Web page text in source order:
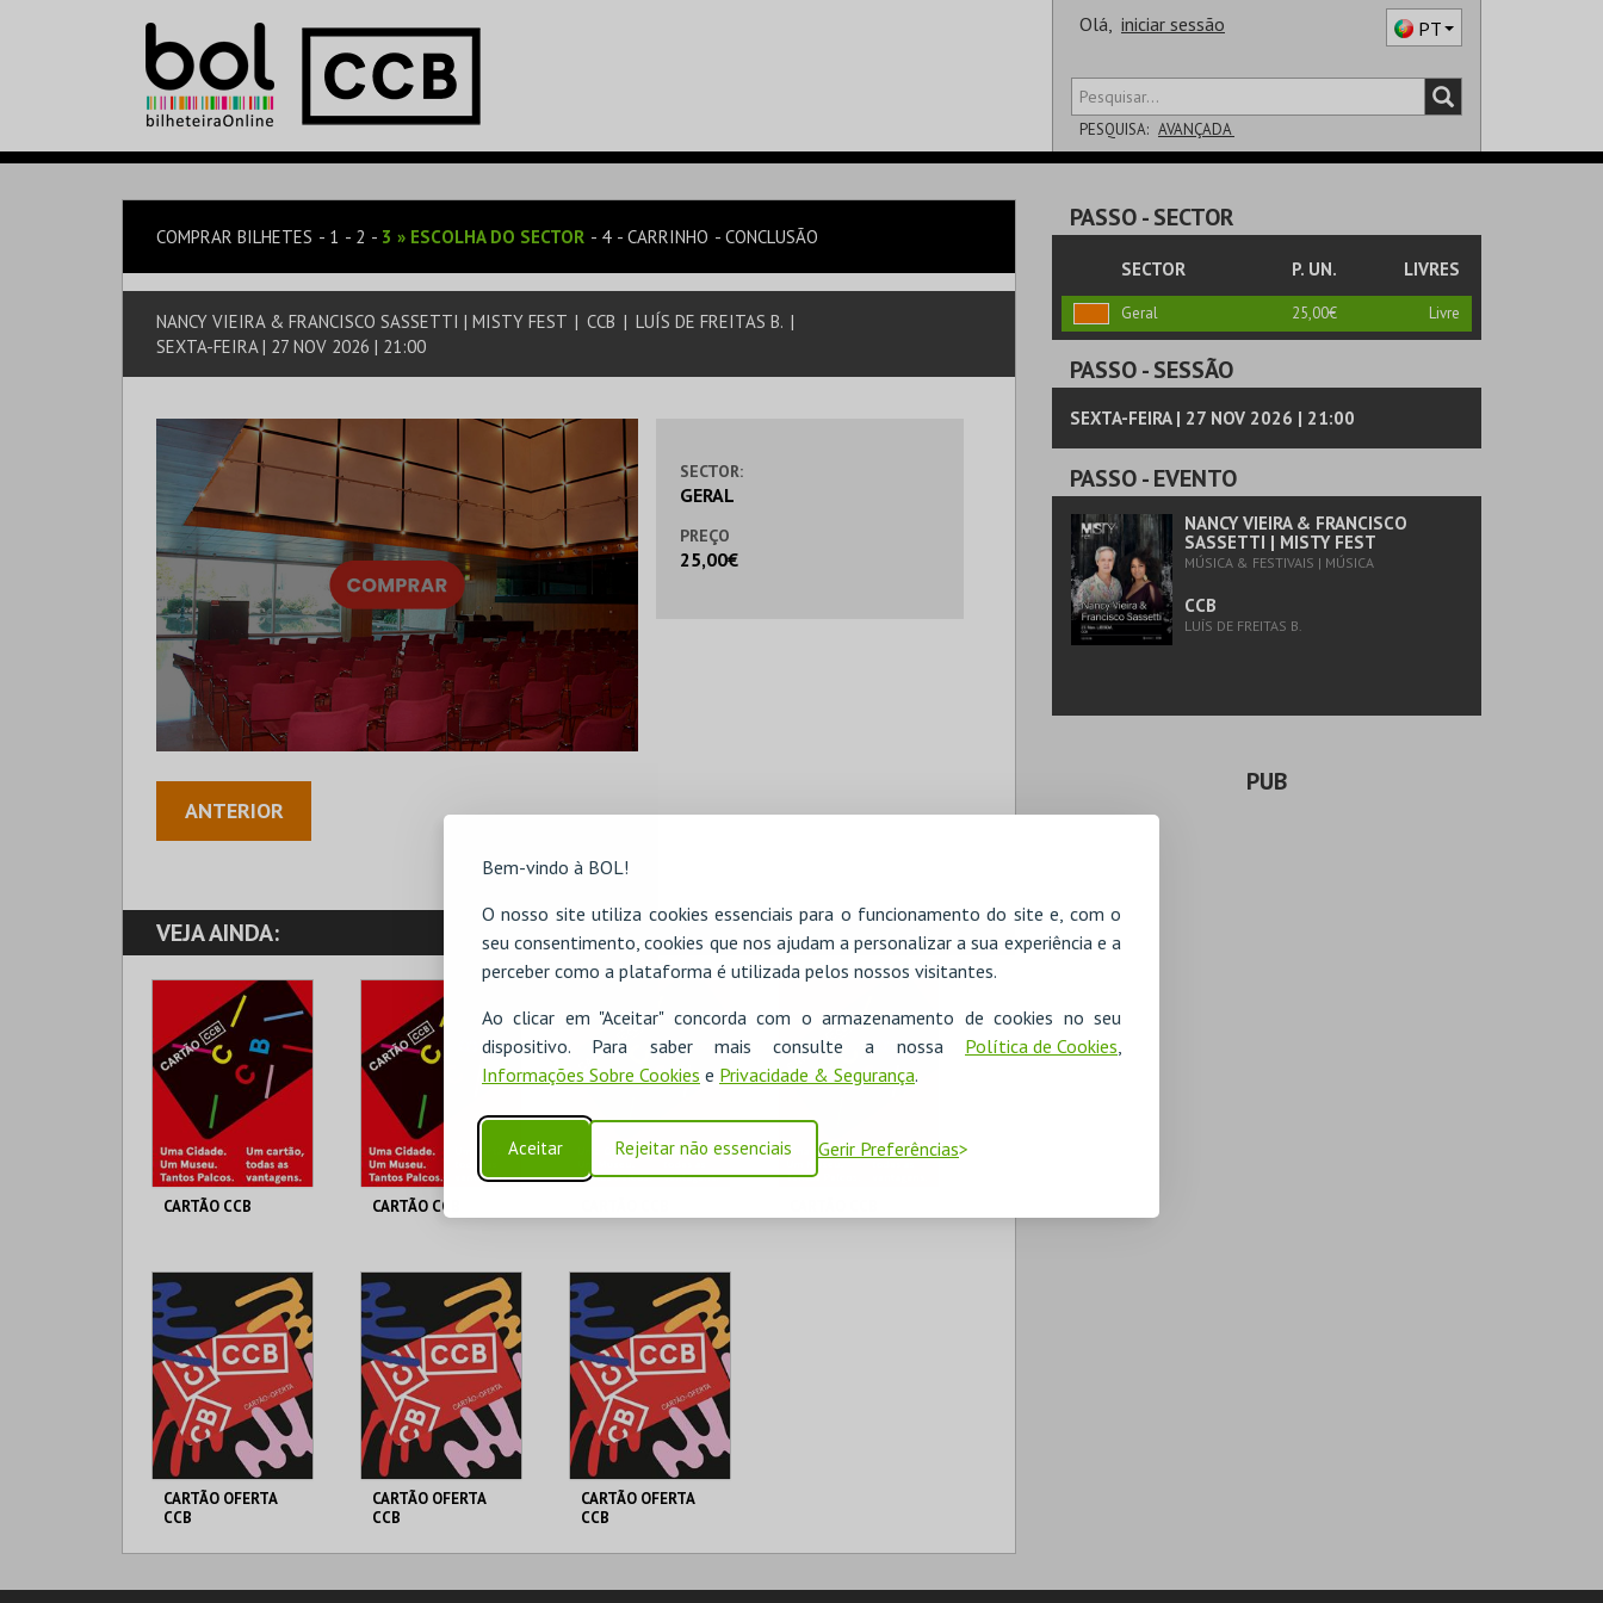
Bem-vindo à BOL!
O nosso site utiliza cookies essenciais para o funcionamento do site e, com o
seu consentimento, cookies que nos ajudam a personalizar a sua experiência e a
perceber como a plataforma é utilizada pelos nossos visitantes.
Ao clicar em "Aceitar" concorda com o armazenamento de cookies no seu
dispositivo. Para saber mais consulte a nossa Política de Cookies
Informações Sobre Cookies e Privacidade & Segurança.
Aceitar Rejeitar não essenciais Gerir Preferências
Olá, iniciar sessão PT
PESQUISA: AVANÇADA
COMPRAR BILHETES 1 2 3 » ESCOLHA DO SECTOR 4 CARRINHO CONCLUSÃO
NANCY VIEIRA & FRANCISCO SASSETTI | MISTY FEST | CCB | LUÍS DE FREITAS B. |
SEXTA-FEIRA | 27 NOV 2026 | 21:00
SECTOR:
GERAL
PREÇO
25,00€
ANTERIOR
VEJA AINDA:
CARTÃO CCB
UNO | ANUAL
MAIS INFO
COMPRAR
CARTÃO CCB
<25 | ANUAL
MAIS INFO
COMPRAR
>65 | ANUAL
MAIS INFO
COMPRAR
CARTÃO OFERTA
CCB
FUNDAÇÃO CCB
CARTÃO OFERTA 20€
CARTÃO OFERTA
CCB
FUNDAÇÃO CCB
CARTÃO OFERTA 30€
CARTÃO OFERTA
CCB
FUNDAÇÃO CCB
CARTÃO OFERTA 50€
PASSO- SECTOR
SECTOR P. UN. LIVRES
Geral 25,00€ Livre
PASSO- SESSÃO
SEXTA-FEIRA | 27 NOV 2026 | 21:00
PASSO- EVENTO
NANCY VIEIRA & FRANCISCO
SASSETTI | MISTY FEST
MÚSICA & FESTIVAIS | MÚSICA
CCB
LUÍS DE FREITAS B.
PUB